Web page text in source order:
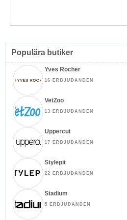
Populära butiker
Yves Rocher
16 ERBJUDANDEN
VetZoo
13 ERBJUDANDEN
Uppercut
17 ERBJUDANDEN
Stylepit
22 ERBJUDANDEN
Stadium
5 ERBJUDANDEN